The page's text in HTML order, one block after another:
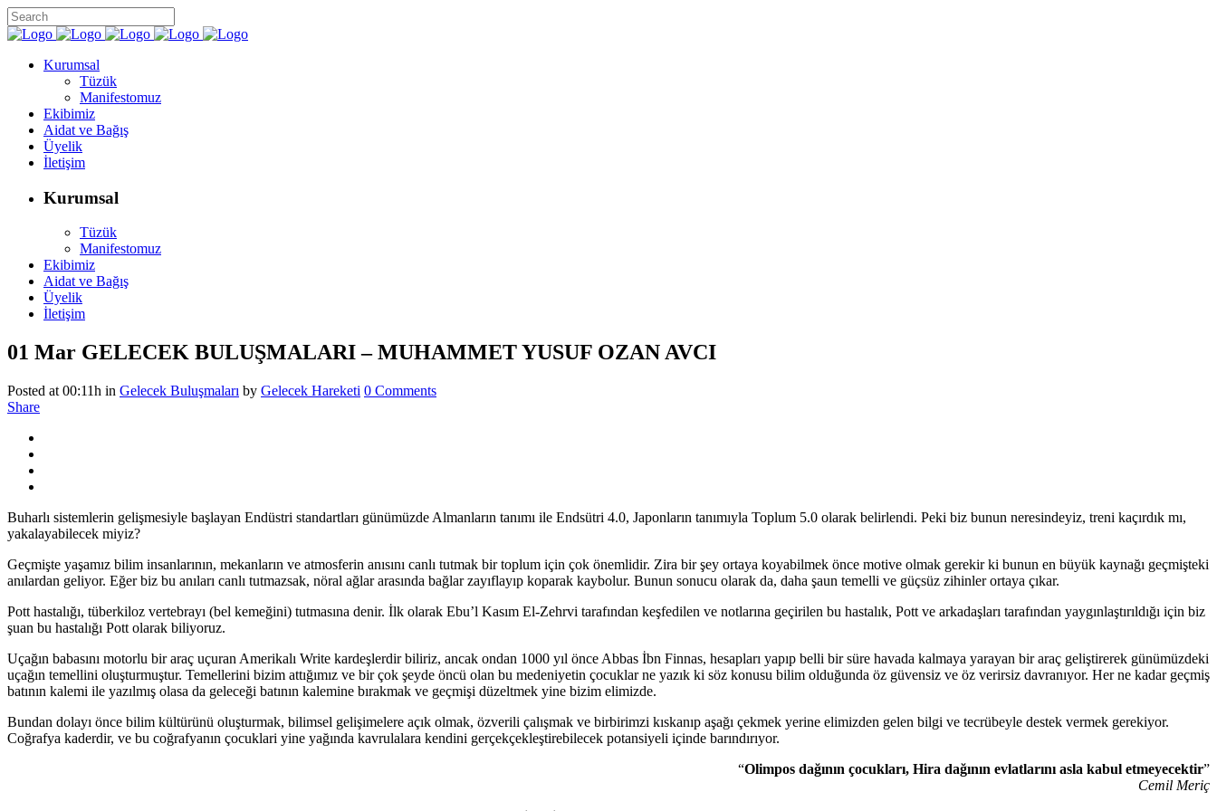
Kurumsal
Tüzük
Manifestomuz
Ekibimiz
Aidat ve Bağış
Üyelik
İletişim
Kurumsal
Tüzük
Manifestomuz
Ekibimiz
Aidat ve Bağış
Üyelik
İletişim
01 Mar GELECEK BULUŞMALARI – MUHAMMET YUSUF OZAN AVCI
Posted at 00:11h in Gelecek Buluşmaları by Gelecek Hareketi 0 Comments
Share
Buharlı sistemlerin gelişmesiyle başlayan Endüstri standartları günümüzde Almanların tanımı ile Endsütri 4.0, Japonların tanımıyla Toplum 5.0 olarak belirlendi. Peki biz bunun neresindeyiz, treni kaçırdık mı,
yakalayabilecek miyiz?
Geçmişte yaşamız bilim insanlarının, mekanların ve atmosferin anısını canlı tutmak bir toplum için çok önemlidir. Zira bir şey ortaya koyabilmek önce motive olmak gerekir ki bunun en büyük kaynağı geçmişteki
anılardan geliyor. Eğer biz bu anıları canlı tutmazsak, nöral ağlar arasında bağlar zayıflayıp koparak kaybolur. Bunun sonucu olarak da, daha şaun temelli ve güçsüz zihinler ortaya çıkar.
Pott hastalığı, tüberkiloz vertebrayı (bel kemeğini) tutmasına denir. İlk olarak Ebu’l Kasım El-Zehrvi tarafından keşfedilen ve notlarına geçirilen bu hastalık, Pott ve arkadaşları tarafından yaygınlaştırıldığı için biz
şuan bu hastalığı Pott olarak biliyoruz.
Uçağın babasını motorlu bir araç uçuran Amerikalı Write kardeşlerdir biliriz, ancak ondan 1000 yıl önce Abbas İbn Finnas, hesapları yapıp belli bir süre havada kalmaya yarayan bir araç geliştirerek günümüzdeki
uçağın temellini oluşturmuştur. Temellerini bizim attığımız ve bir çok şeyde öncü olan bu medeniyetin çocuklar ne yazık ki söz konusu bilim olduğunda öz güvensiz ve öz verirsiz davranıyor. Her ne kadar geçmiş
batının kalemi ile yazılmış olasa da geleceği batının kalemine bırakmak ve geçmişi düzeltmek yine bizim elimizde.
Bundan dolayı önce bilim kültürünü oluşturmak, bilimsel gelişimelere açık olmak, özverili çalışmak ve birbirimzi kıskanıp aşağı çekmek yerine elimizden gelen bilgi ve tecrübeyle destek vermek gerekiyor.
Coğrafya kaderdir, ve bu coğrafyanın çocuklari yine yağında kavrulalara kendini gerçekçekleştirebilecek potansiyeli içinde barındırıyor.
“Olimpos dağının çocukları, Hira dağının evlatlarını asla kabul etmeyecektir”
Cemil Meriç